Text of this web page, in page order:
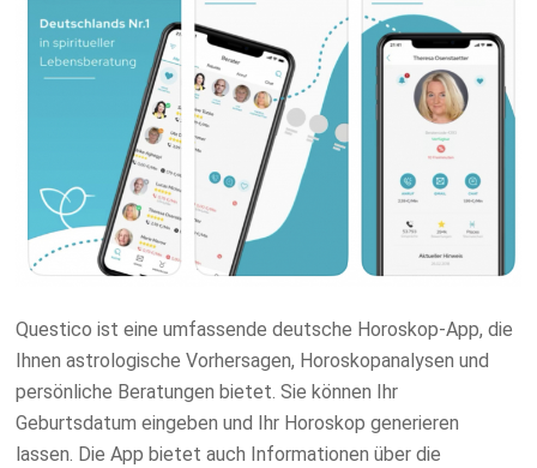
Questico ist eine umfassende deutsche Horoskop-App, die
Ihnen astrologische Vorhersagen, Horoskopanalysen und
persönliche Beratungen bietet. Sie können Ihr
Geburtsdatum eingeben und Ihr Horoskop generieren
lassen. Die App bietet auch Informationen über die